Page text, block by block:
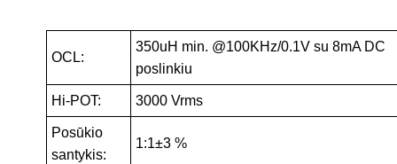
OCL:
350uH min. @100KHz/0.1V su 8mA DC
poslinkiu
Hi-POT: 3000 Vrms
Posūkio
santykis:
1:1±3 %